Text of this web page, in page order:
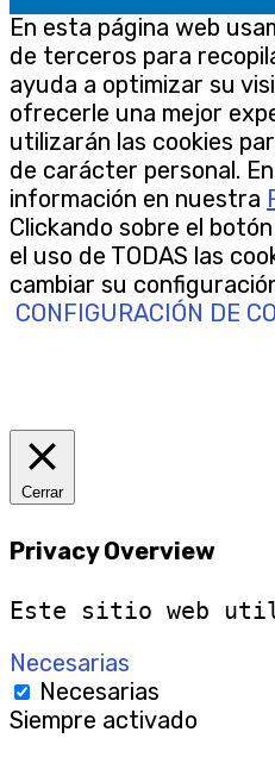
En esta página web
de terceros para
ayuda a optimizar su
ofrecerle una mejor
utilizarán las cookies
de carácter personal.
información en nuestra
Clickando sobre el botón
el uso de TODAS las
cambiar su
CONFIGURACIÓN DE
Cerrar
Privacy Overview
Este sitio web
Necesarias
Necesarias
Siempre activado